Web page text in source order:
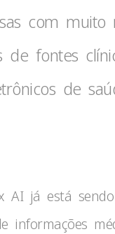
com
fontes
de
AI já está
informações